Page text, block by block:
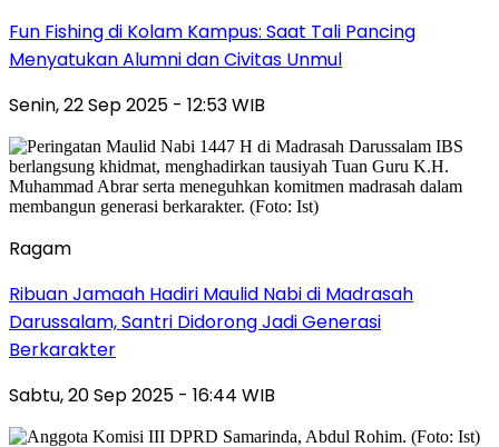
Fun Fishing di Kolam Kampus: Saat Tali Pancing
Menyatukan Alumni dan Civitas Unmul
Senin, 22 Sep 2025 - 12:53 WIB
Ragam
Ribuan Jamaah Hadiri Maulid Nabi di Madrasah
Darussalam, Santri Didorong Jadi Generasi
Berkarakter
Sabtu, 20 Sep 2025 - 16:44 WIB